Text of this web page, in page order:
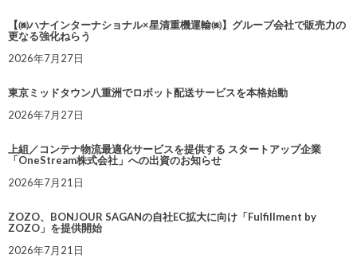
【㈱ハナインターナショナル×星清重機運輸㈱】グループ会社で販売力の
更なる強化ねらう
2026年7月27日
東京ミッドタウン八重洲でロボット配送サービスを本格始動
2026年7月27日
上組／コンテナ物流最適化サービスを提供する スタートアップ企業
「OneStream株式会社」への出資のお知らせ
2026年7月21日
ZOZO、BONJOUR SAGANの自社EC拡大に向け「Fulfillment by
ZOZO」を提供開始
2026年7月21日